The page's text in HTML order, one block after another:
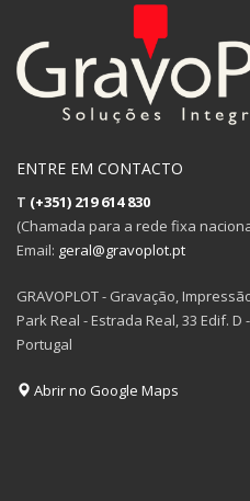
ENTRE EM CONTACTO
T (+351) 219 614 830
(Chamada para a rede fixa
Email: geral@gravoplot.pt
GRAVOPLOT - Gravação,
Park Real - Estrada Real, 33 Edif.
Portugal
Abrir no Google Maps